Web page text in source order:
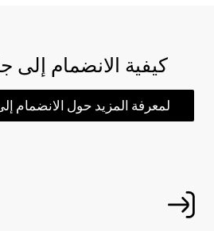
كيفية الانضمام
لمعرفة المزيد حول الانضمام